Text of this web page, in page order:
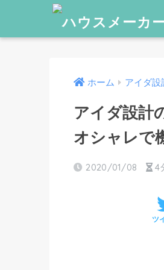
ホーム アイダ設
アイダ設計
オシャレで
2020/01/08 4
ツ